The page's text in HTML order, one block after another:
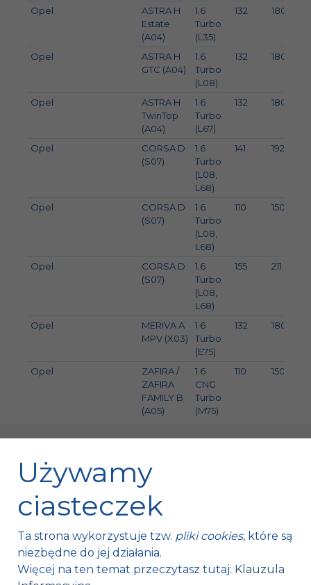
Opel
ASTRA H
Estate
(A04)
1.6
Turbo
(L35)
132 180
Opel
ASTRA H
GTC (A04)
1.6
Turbo
(L08)
132 180
Opel
ASTRA H
TwinTop
(A04)
1.6
Turbo
(L67)
132 180
Opel
CORSA D
(S07)
1.6
Turbo
(L08,
L68)
141 192
Opel
CORSA D
(S07)
1.6
Turbo
(L08,
L68)
110 150
Opel
CORSA D
(S07)
1.6
Turbo
(L08,
L68)
155 211
Opel
MERIVA A
MPV (X03)
1.6
Turbo
(E75)
132 180
Opel
ZAFIRA /
ZAFIRA
FAMILY B
(A05)
1.6
CNG
Turbo
(M75)
110 150
Mroczków 4a,
26-120 Bliżyn, Polska
Używamy
ciasteczek
Ta strona wykorzystuje tzw. pliki cookies, które są
niezbędne do jej działania.
Więcej na ten temat przeczytasz tutaj: Klauzula